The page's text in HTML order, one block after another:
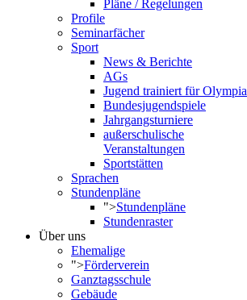
Pläne / Regelungen
Profile
Seminarfächer
Sport
News & Berichte
AGs
Jugend trainiert für Olympia
Bundesjugendspiele
Jahrgangsturniere
außerschulische
Veranstaltungen
Sportstätten
Sprachen
Stundenpläne
">Stundenpläne
Stundenraster
Über uns
Ehemalige
">Förderverein
Ganztagsschule
Gebäude